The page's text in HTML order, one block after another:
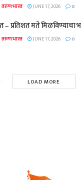
तरुण भारत JUNE 17, 2026 0
– प्रतिशत मते मिळविण्याचा
तरुण भारत JUNE 17, 2026 0
LOAD MORE